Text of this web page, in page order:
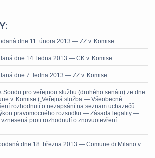
dne 11. února 2013 — ZZ v. Komise
dne 14. ledna 2013 — CK v. Komise
dne 7. ledna 2013 — ZZ v. Komise
Soudu pro veřejnou službu (druhého senátu) ze dne
v. Komise („Veřejná služba — Všeobecné
rozhodnutí o nezapsání na seznam uchazečů
pravomocného rozsudku — Zásada legality —
proti rozhodnutí o znovuotevření
dne 18. března 2013 — Comune di Milano v.